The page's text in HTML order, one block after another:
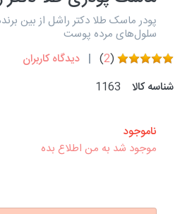
پودر ماسک طلا دكتر راشل از بین
سلول‌های مرده پوست
(
2
)
دیدگاه کاربران
شناسه کالا
1163
ناموجود
موجود شد به من اطلاع بده